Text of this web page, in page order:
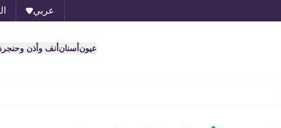
عربي
عيون أسنان أنف وأذن